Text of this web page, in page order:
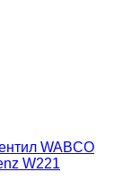
WABCO
W221